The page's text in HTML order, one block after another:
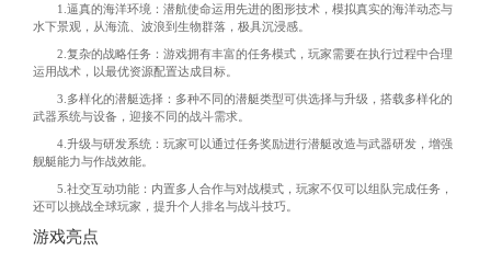
1.逼真的海洋环境：潜航使命运用先进的图形技术，模拟真实的海洋动态与
水下景观，从海流、波浪到生物群落，极具沉浸感。
2.复杂的战略任务：游戏拥有丰富的任务模式，玩家需要在执行过程中合理
运用战术，以最优资源配置达成目标。
3.多样化的潜艇选择：多种不同的潜艇类型可供选择与升级，搭载多样化的
武器系统与设备，迎接不同的战斗需求。
4.升级与研发系统：玩家可以通过任务奖励进行潜艇改造与武器研发，增强
舰艇能力与作战效能。
5.社交互动功能：内置多人合作与对战模式，玩家不仅可以组队完成任务，
还可以挑战全球玩家，提升个人排名与战斗技巧。
游戏亮点